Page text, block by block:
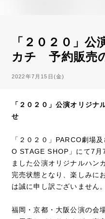
「２０２０」
カチ 予約販売
2022年7月15日(金)
「２０２０」公演オリジ
せ
「２０２０」PARCO劇場
O STAGE SHOP」にて7
ました公演オリジナルハン
完売状態となり、楽しみに
は誠に申し訳ございません。
福岡・京都・大阪公演の会